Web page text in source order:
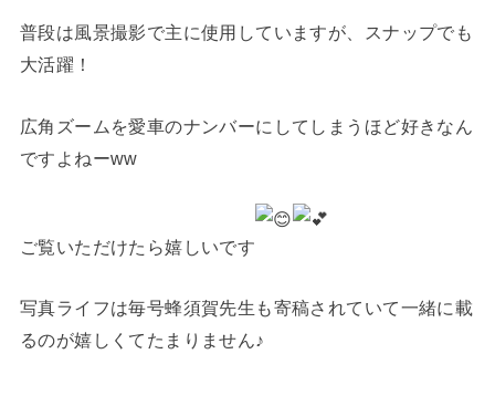
普段は風景撮影で主に使用していますが、スナップでも
大活躍！
広角ズームを愛車のナンバーにしてしまうほど好きなん
ですよねーww
ご覧いただけたら嬉しいです
写真ライフは毎号蜂須賀先生も寄稿されていて一緒に載
るのが嬉しくてたまりません♪